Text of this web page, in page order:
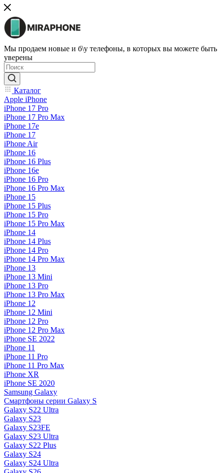
Мы продаем новые и б\у телефоны, в которых вы можете быть
уверены
Каталог
Apple iPhone
iPhone 17 Pro
iPhone 17 Pro Max
iPhone 17e
iPhone 17
iPhone Air
iPhone 16
iPhone 16 Plus
iPhone 16e
iPhone 16 Pro
iPhone 16 Pro Max
iPhone 15
iPhone 15 Plus
iPhone 15 Pro
iPhone 15 Pro Max
iPhone 14
iPhone 14 Plus
iPhone 14 Pro
iPhone 14 Pro Max
iPhone 13
iPhone 13 Mini
iPhone 13 Pro
iPhone 13 Pro Max
iPhone 12
iPhone 12 Mini
iPhone 12 Pro
iPhone 12 Pro Max
iPhone SE 2022
iPhone 11
iPhone 11 Pro
iPhone 11 Pro Max
iPhone XR
iPhone SE 2020
Samsung Galaxy
Смартфоны серии Galaxy S
Galaxy S22 Ultra
Galaxy S23
Galaxy S23FE
Galaxy S23 Ultra
Galaxy S22 Plus
Galaxy S24
Galaxy S24 Ultra